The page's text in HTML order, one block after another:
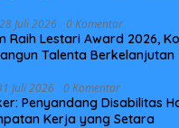
Juli 2026 0 Komentar
Raih Lestari Award 2026,
Talenta Berkelanjutan
Juli 2026 0 Komentar
Penyandang Disabilitas
Kerja yang Setara